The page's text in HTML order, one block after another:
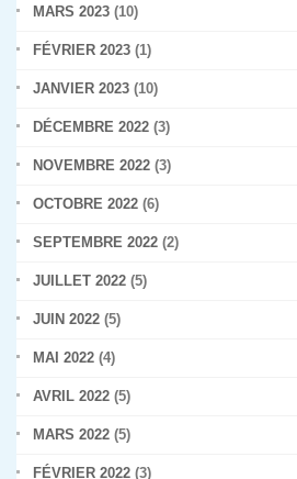
MARS 2023 (10)
FÉVRIER 2023 (1)
JANVIER 2023 (10)
DÉCEMBRE 2022 (3)
NOVEMBRE 2022 (3)
OCTOBRE 2022 (6)
SEPTEMBRE 2022 (2)
JUILLET 2022 (5)
JUIN 2022 (5)
MAI 2022 (4)
AVRIL 2022 (5)
MARS 2022 (5)
FÉVRIER 2022 (3)